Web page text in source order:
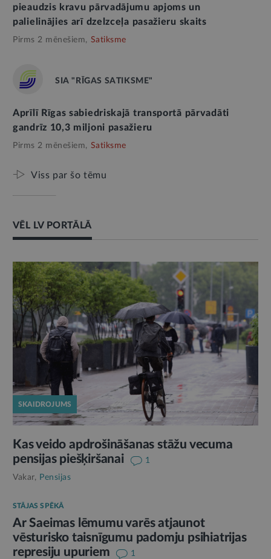
pieaudzis kravu pārvadājumu apjoms un
palielinājies arī dzelzceļa pasažieru skaits
Pirms 2 mēnešiem, Satiksme
SIA "RĪGAS SATIKSME"
Aprīlī Rīgas sabiedriskajā transportā pārvadāti
gandrīz 10,3 miljoni pasažieru
Pirms 2 mēnešiem, Satiksme
Viss par šo tēmu
VĒL LV PORTĀLĀ
SKAIDROJUMS
Kas veido apdrošināšanas stāžu vecuma
pensijas piešķiršanai
1
Vakar, Pensijas
STĀJAS SPĒKĀ
Ar Saeimas lēmumu varēs atjaunot
vēsturisko taisnīgumu padomju psihiatrijas
represiju upuriem
1